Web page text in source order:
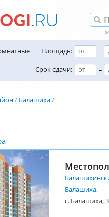
Площадь:
–
Срок сдачи:
–
Балашиха
Балашиха,
г. Балашиха,